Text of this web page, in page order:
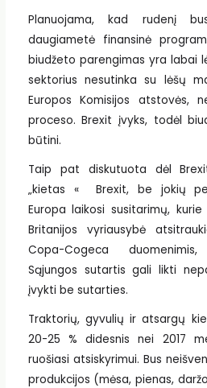
Planuojama, kad rudenį
daugiametė finansinė
biudžeto parengimas yra labai
sektorius nesutinka su lėšų
Europos Komisijos atstovės,
proceso. Brexit įvyks, todėl
būtini.
Taip pat diskutuota dėl
„kietas « Brexit, be jokių
Europa laikosi susitarimų,
Britanijos vyriausybė
Copa-Cogeca duomenimis,
Sąjungos sutartis gali likti
įvykti be sutarties.
Traktorių, gyvulių ir atsargų
20-25 % didesnis nei 2017
ruošiasi atsiskyrimui. Bus
produkcijos (mėsa, pienas,